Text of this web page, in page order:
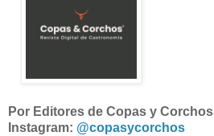
Por Editores de Copas y Corchos
Instagram: @copasycorchos